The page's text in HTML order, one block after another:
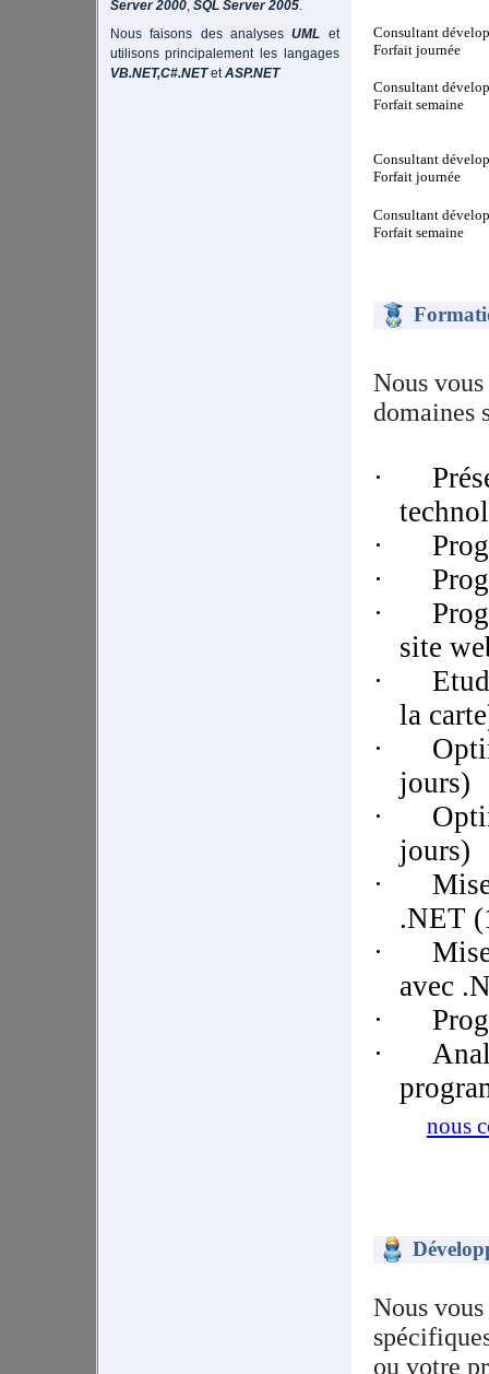
Server 2000, SQL Server 2005.
Nous faisons des analysesUML et
utilisons principalement les langages
VB.NET,C#.NETetASP.NET
Consultant
Forfait journée
Consultant
Forfait semaine
Consultant
Forfait journée
Consultant
Forfait semaine
Nous
domaines
·
·
·
·
site
·
la
·
jours)
·
jours)
·
.NET
·
avec
·
·
nous
Nous
ou votre